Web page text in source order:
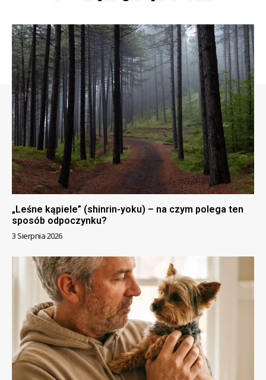
„Leśne kąpiele” (shinrin-yoku) – na czym polega ten
sposób odpoczynku?
3 Sierpnia 2026